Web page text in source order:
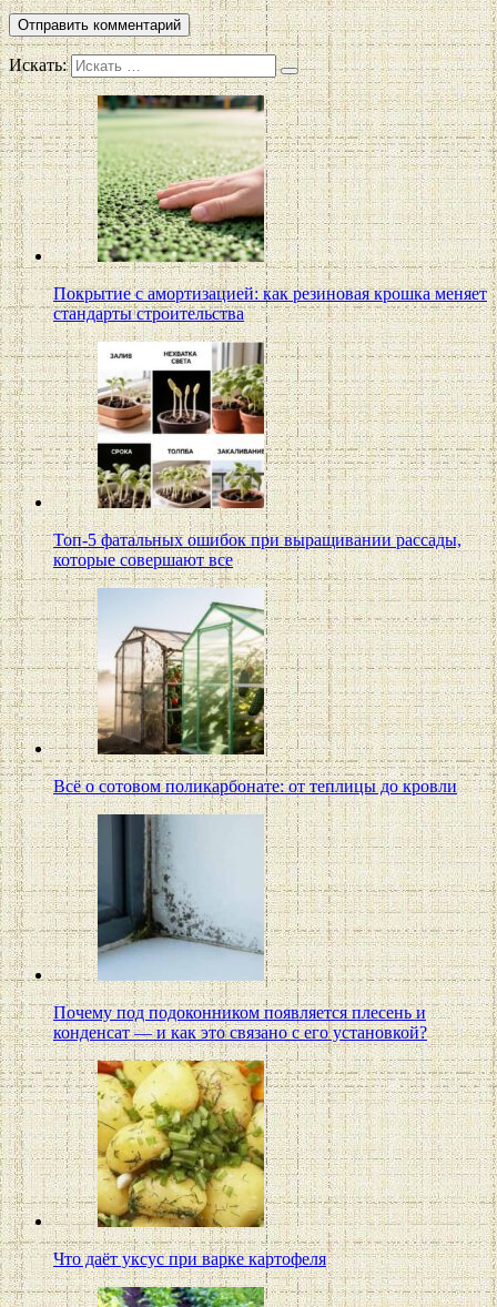
Искать:
Покрытие с амортизацией: как резиновая крошка меняет
стандарты строительства
Топ-5 фатальных ошибок при выращивании рассады,
которые совершают все
Всё о сотовом поликарбонате: от теплицы до кровли
Почему под подоконником появляется плесень и
конденсат — и как это связано с его установкой?
Что даёт уксус при варке картофеля